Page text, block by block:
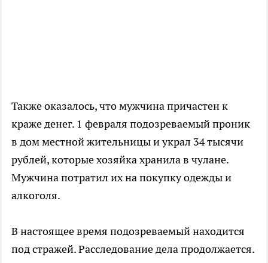
Также оказалось, что мужчина причастен к
краже денег. 1 февраля подозреваемый проник
в дом местной жительницы и украл 34 тысячи
рублей, которые хозяйка хранила в чулане.
Мужчина потратил их на покупку одежды и
алкоголя.
В настоящее время подозреваемый находится
под стражей. Расследование дела продолжается.